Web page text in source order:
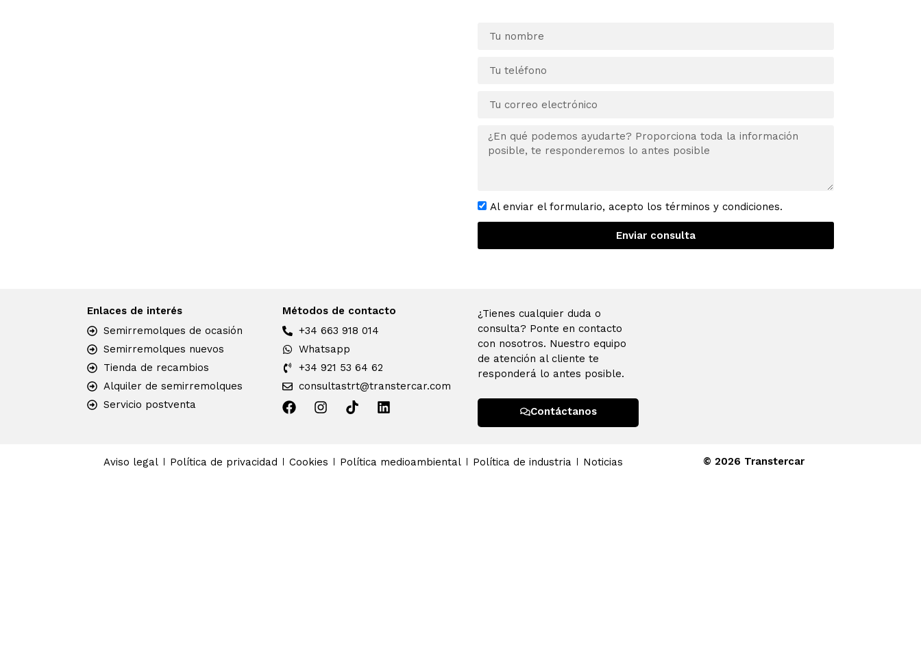
Al enviar el formulario, acepto los términos y condiciones.
Enviar consulta
Enlaces de interés
Semirremolques de ocasión
Semirremolques nuevos
Tienda de recambios
Alquiler de semirremolques
Servicio postventa
Métodos de contacto
+34 663 918 014
Whatsapp
+34 921 53 64 62
consultastrt@transtercar.com
¿Tienes cualquier duda o
consulta? Ponte en contacto
con nosotros. Nuestro equipo
de atención al cliente te
responderá lo antes posible.
Contáctanos
Aviso legal Política de privacidad Cookies Política medioambiental Política de industria Noticias © 2026 Transtercar